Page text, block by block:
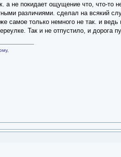
а не покидает ощущение что, что-то
различиями. сделал на всякий
самое только немного не так. и
Так и не отпустило, и